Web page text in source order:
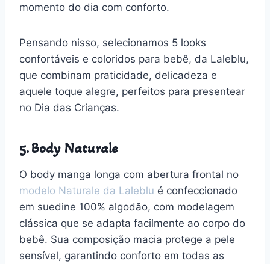
momento do dia com conforto.
Pensando nisso, selecionamos 5 looks
confortáveis e coloridos para bebê, da Laleblu,
que combinam praticidade, delicadeza e
aquele toque alegre, perfeitos para presentear
no Dia das Crianças.
5. Body Naturale
O body manga longa com abertura frontal no
modelo Naturale da Laleblu é confeccionado
em suedine 100% algodão, com modelagem
clássica que se adapta facilmente ao corpo do
bebê. Sua composição macia protege a pele
sensível, garantindo conforto em todas as